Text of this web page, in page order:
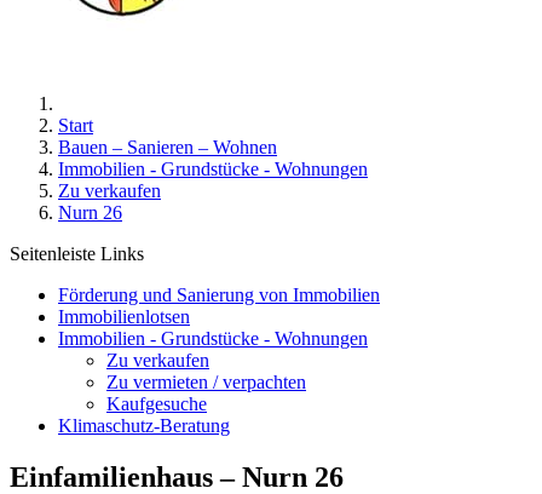
Start
Bauen – Sanieren – Wohnen
Immobilien - Grundstücke - Wohnungen
Zu verkaufen
Nurn 26
Seitenleiste Links
Förderung und Sanierung von Immobilien
Immobilienlotsen
Immobilien - Grundstücke - Wohnungen
Zu verkaufen
Zu vermieten / verpachten
Kaufgesuche
Klimaschutz-Beratung
Einfamilienhaus – Nurn 26